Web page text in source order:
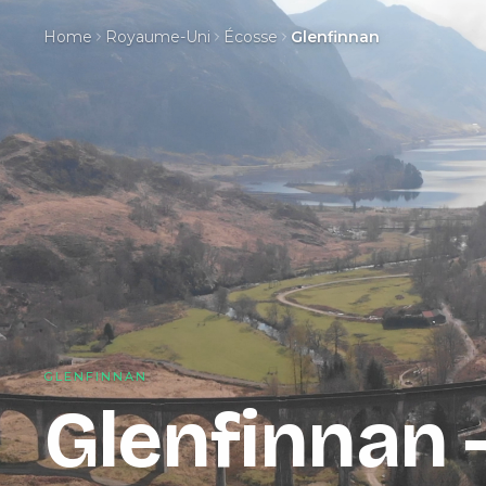
Home Royaume-Uni Écosse Glenfinnan
GLENFINNAN
Glenfinnan